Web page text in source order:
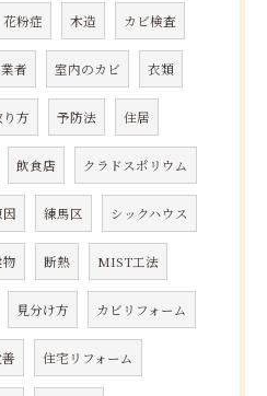
花粉症 木造 カビ検査
者 室内のカビ 衣類
り方 予防法 住居
飲食店 クラドスポリウム
因 練馬区 シックハウス
物 断熱 MIST工法
見分け方 カビリフォーム
住宅リフォーム